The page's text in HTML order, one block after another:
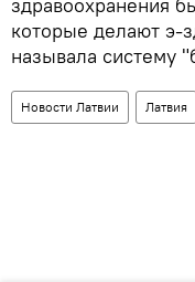
здравоохранения
которые делают э-
называла систему
Новости Латвии Латвия